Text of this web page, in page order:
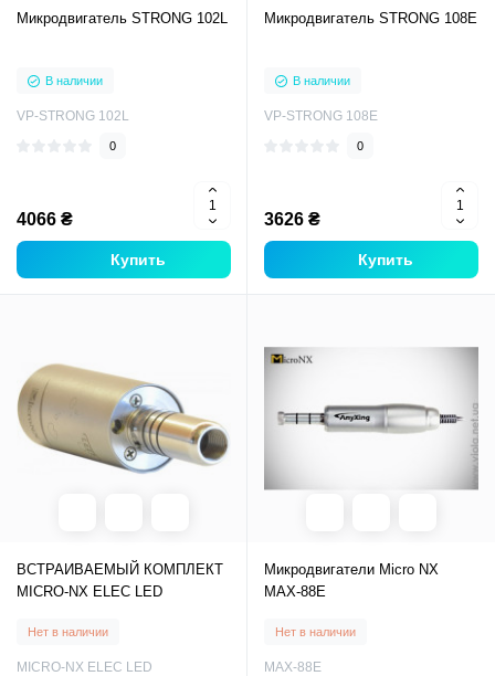
Микродвигатель STRONG 102L
В наличии
VP-STRONG 102L
0
4066 ₴
Купить
Микродвигатель STRONG 108E
В наличии
VP-STRONG 108E
0
3626 ₴
Купить
ВСТРАИВАЕМЫЙ КОМПЛЕКТ
MICRO-NX ELEC LED
Нет в наличии
MICRO-NX ELEC LED
Микродвигатели Micro NX
MAX-88E
Нет в наличии
MAX-88E